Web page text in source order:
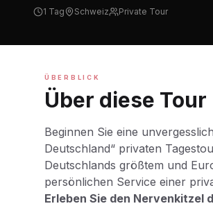
1 Tag Schweiz Private Tour
ÜBERBLICK
Über diese Tour
Beginnen Sie eine
Deutschland“ privaten
Deutschlands größtem und
persönlichen Service einer
Erleben Sie den Nervenkitzel